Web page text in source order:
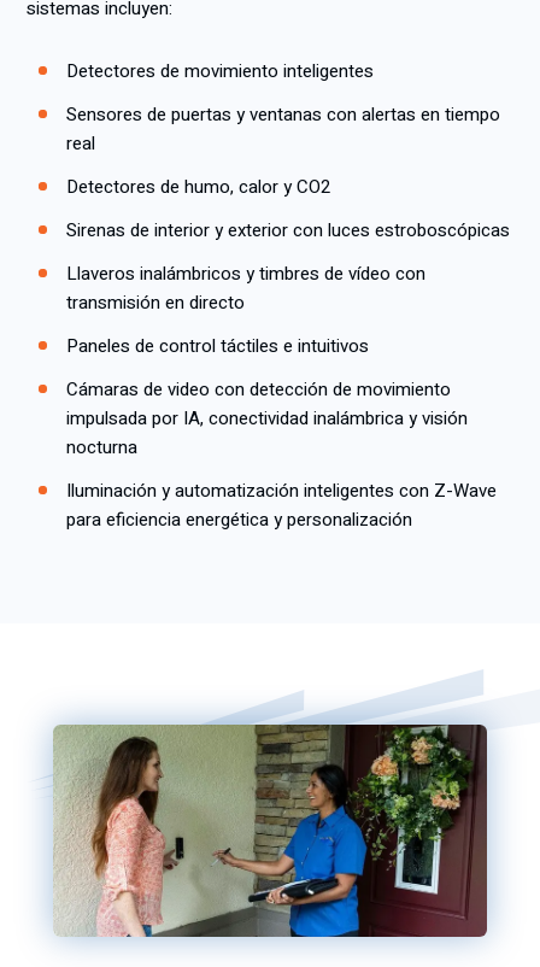
sistemas incluyen:
Detectores de movimiento inteligentes
Sensores de puertas y ventanas con alertas en tiempo
real
Detectores de humo, calor y CO2
Sirenas de interior y exterior con luces estroboscópicas
Llaveros inalámbricos y timbres de vídeo con
transmisión en directo
Paneles de control táctiles e intuitivos
Cámaras de video con detección de movimiento
impulsada por IA, conectividad inalámbrica y visión
nocturna
Iluminación y automatización inteligentes con Z-Wave
para eficiencia energética y personalización